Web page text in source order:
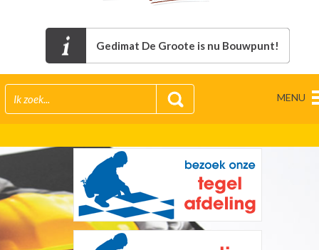
Gedimat De Groote is nu Bouwpunt!
MENU